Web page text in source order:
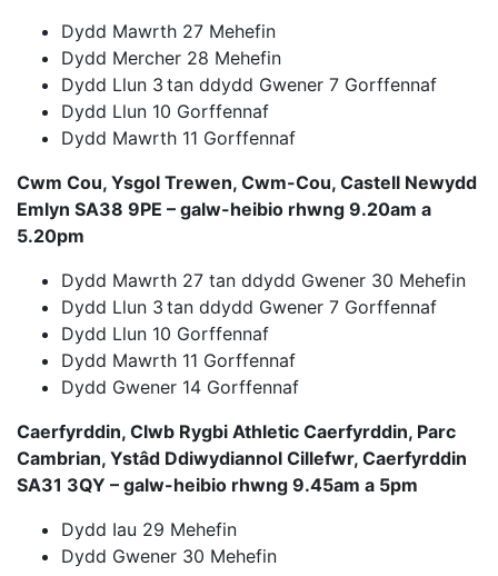
Dydd Mawrth 27 Mehefin
Dydd Mercher 28 Mehefin
Dydd Llun 3 tan ddydd Gwener 7 Gorffennaf
Dydd Llun 10 Gorffennaf
Dydd Mawrth 11 Gorffennaf
Cwm Cou, Ysgol Trewen, Cwm-Cou, Castell Newydd
Emlyn SA38 9PE – galw-heibio rhwng 9.20am a
5.20pm
Dydd Mawrth 27 tan ddydd Gwener 30 Mehefin
Dydd Llun 3 tan ddydd Gwener 7 Gorffennaf
Dydd Llun 10 Gorffennaf
Dydd Mawrth 11 Gorffennaf
Dydd Gwener 14 Gorffennaf
Caerfyrddin, Clwb Rygbi Athletic Caerfyrddin, Parc
Cambrian, Ystâd Ddiwydiannol Cillefwr, Caerfyrddin
SA31 3QY – galw-heibio rhwng 9.45am a 5pm
Dydd Iau 29 Mehefin
Dydd Gwener 30 Mehefin